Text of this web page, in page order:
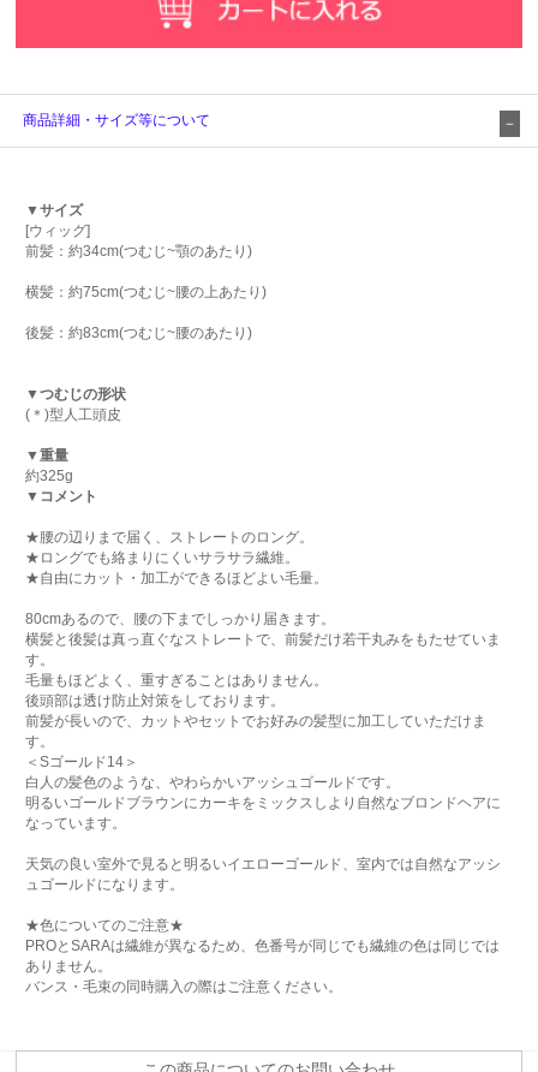
商品詳細・サイズ等について
▼サイズ
[ウィッグ]
前髪：約34cm(つむじ~顎のあたり)
横髪：約75cm(つむじ~腰の上あたり)
後髪：約83cm(つむじ~腰のあたり)
▼つむじの形状
(＊)型人工頭皮
▼重量
約325g
▼コメント
★腰の辺りまで届く、ストレートのロング。
★ロングでも絡まりにくいサラサラ繊維。
★自由にカット・加工ができるほどよい毛量。
80cmあるので、腰の下までしっかり届きます。
横髪と後髪は真っ直ぐなストレートで、前髪だけ若干丸みをもたせていま
す。
毛量もほどよく、重すぎることはありません。
後頭部は透け防止対策をしております。
前髪が長いので、カットやセットでお好みの髪型に加工していただけま
す。
＜Sゴールド14＞
白人の髪色のような、やわらかいアッシュゴールドです。
明るいゴールドブラウンにカーキをミックスしより自然なブロンドヘアに
なっています。
天気の良い室外で見ると明るいイエローゴールド、室内では自然なアッシ
ュゴールドになります。
★色についてのご注意★
PROとSARAは繊維が異なるため、色番号が同じでも繊維の色は同じでは
ありません。
バンス・毛束の同時購入の際はご注意ください。